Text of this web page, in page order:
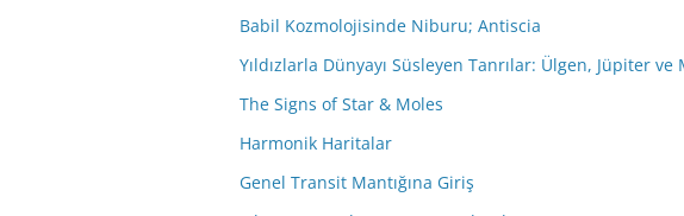
Babil Kozmolojisinde Niburu; Antiscia
Yıldızlarla Dünyayı Süsleyen Tanrılar: Ülgen, Jüpiter ve
The Signs of Star & Moles
Harmonik Haritalar
Genel Transit Mantığına Giriş